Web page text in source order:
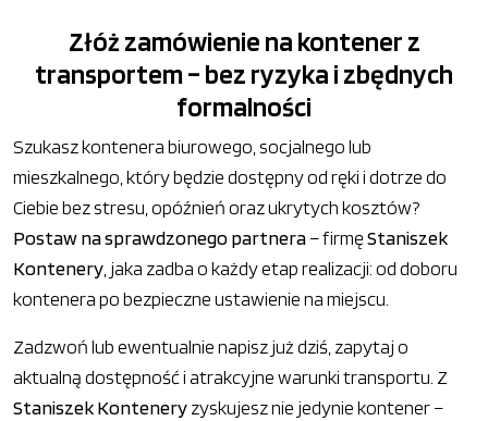
Złóż zamówienie na kontener z
transportem – bez ryzyka i zbędnych
formalności
Szukasz kontenera biurowego, socjalnego lub
mieszkalnego, który będzie dostępny od ręki i dotrze do
Ciebie bez stresu, opóźnień oraz ukrytych kosztów?
Postaw na sprawdzonego partnera– firmęStaniszek
Kontenery , jaka zadba o każdy etap realizacji: od doboru
kontenera po bezpieczne ustawienie na miejscu.
Zadzwoń lub ewentualnie napisz już dziś, zapytaj o
aktualną dostępność i atrakcyjne warunki transportu. Z
Staniszek Konteneryzyskujesz nie jedynie kontener –